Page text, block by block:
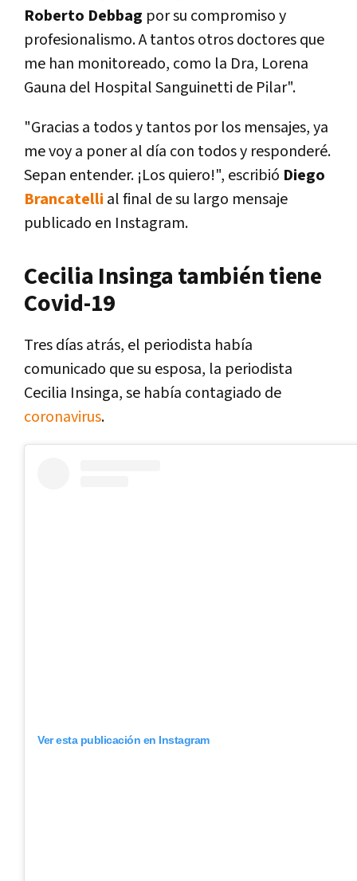
Roberto Debbag por su compromiso y
profesionalismo. A tantos otros doctores que
me han monitoreado, como la Dra, Lorena
Gauna del Hospital Sanguinetti de Pilar".
"Gracias a todos y tantos por los mensajes, ya
me voy a poner al día con todos y responderé.
Sepan entender. ¡Los quiero!", escribió Diego
Brancatelli al final de su largo mensaje
publicado en Instagram.
Cecilia Insinga también tiene
Covid-19
Tres días atrás, el periodista había
comunicado que su esposa, la periodista
Cecilia Insinga, se había contagiado de
coronavirus.
Ver esta publicación en Instagram